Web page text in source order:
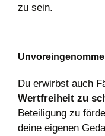
zu sein.
Du erwirbst auch
Wertfreiheit zu
Beteiligung zu
deine eigenen